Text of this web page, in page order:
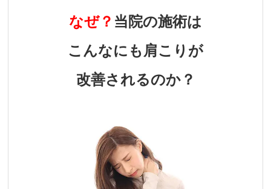
なぜ？ 当院の施術は
こんなにも肩こりが
改善されるのか？